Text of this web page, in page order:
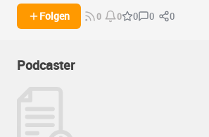
Folgen 0 0 0 0 0
Podcaster